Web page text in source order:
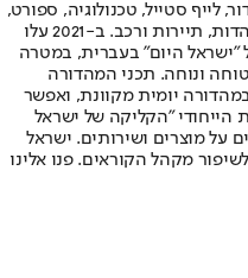
לייף סטייל, טכנולוגיה, ספורט,
כלכלה וצרכנות, בריאות, חיילים, אוכל, יהדות, תיירות ורכב. ב-2021 עלו
"ישראל היום" בעברית, במטרה
ונוחה. תכני המהדורה
יומית מקוונת, ואפשר
הייחודי "הקליקה של ישראל
על מוצרים ושירותים. ישראל
מקהל הקוראים. פנו אלינו